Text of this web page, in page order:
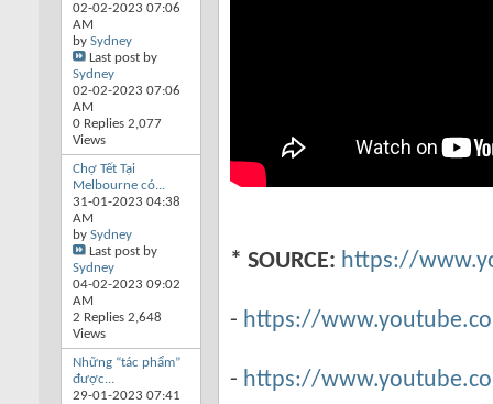
02-02-2023 07:06
AM
by Sydney
Last post by
Sydney
02-02-2023 07:06
AM
0 Replies 2,077
Views
Chợ Tết Tại
Melbourne có...
31-01-2023 04:38
AM
by Sydney
Last post by
Sydney
04-02-2023 09:02
AM
2 Replies 2,648
Views
Những “tác phẩm”
được...
29-01-2023 07:41
* SOURCE: https://
- https://
- https://